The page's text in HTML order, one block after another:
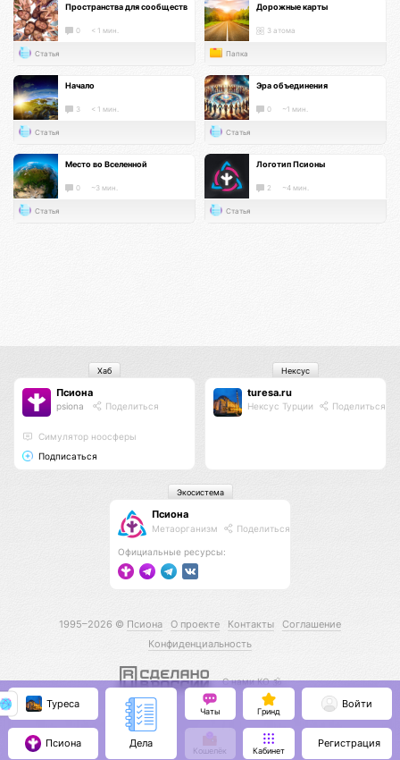
Пространства для сообществ
0 < 1 мин.
Статья
Дорожные карты
3 атома
Папка
Начало
3 < 1 мин.
Статья
Эра объединения
0 ~1 мин.
Статья
Место во Вселенной
0 ~3 мин.
Статья
Логотип Псионы
2 ~4 мин.
Статья
Псиона
psiona Поделиться
Cимулятор ноосферы
Подписаться
Хаб
turesa.ru
Нексус Турции Поделиться
Нексус
Псиона
Метаорганизм Поделиться
Официальные ресурсы:
Экосистема
1995–2026 © Псиона О проекте Контакты
Соглашение
Конфиденциальность
С нами КО 🕉️
Туреса
Псиона Дела
Чаты Гринд
Кошелёк Кабинет
Войти
Регистрация